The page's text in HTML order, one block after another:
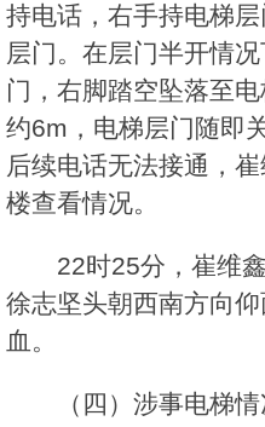
持电话，右手持电梯
层门。在层门半开情
门，右脚踏空坠落至
约6m，电梯层门随即
后续电话无法接通，
楼查看情况。
22时25分，崔维
徐志坚头朝西南方向
血。
（四）涉事电梯